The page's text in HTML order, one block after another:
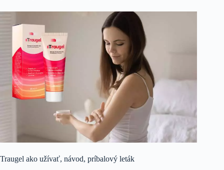
Traugel ako užívať, návod, príbalový leták